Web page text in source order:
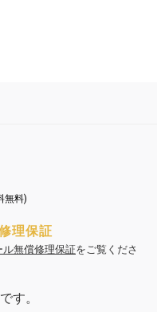
無料)
理保証
ル無償修理保証をご覧くださ
す。